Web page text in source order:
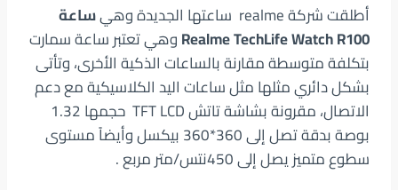
أطلقت شركة realme ساعتها الجديدة وهي
ساعة
Realme TechLife Watch R100وهي تعتبر ساعة سمارت
بتكلفة متوسطة مقارنة بالساعات الذكية الأخرى، وتأتى
بشكل دائري مثلها مثل ساعات اليد الكلاسيكية مع دعم
الاتصال، مقرونة بشاشة تاتش TFT LCD حجمها 1.32
بوصة بدقة تصل إلى 360*360 بيكسل وأيضاً مستوى
سطوع متميز يصل إلى 450نتس/متر مربع .